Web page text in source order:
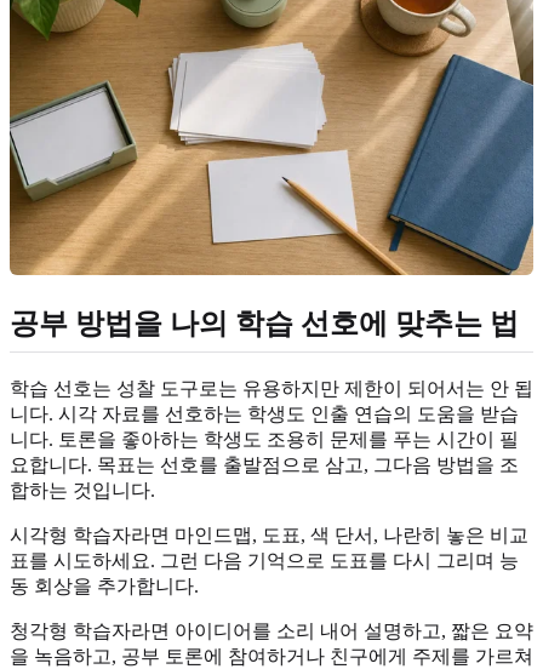
공부 방법을 나의 학습 선호에 맞추는 법
학습 선호는 성찰 도구로는 유용하지만 제한이 되어서는 안 됩
니다. 시각 자료를 선호하는 학생도 인출 연습의 도움을 받습
니다. 토론을 좋아하는 학생도 조용히 문제를 푸는 시간이 필
요합니다. 목표는 선호를 출발점으로 삼고, 그다음 방법을 조
합하는 것입니다.
시각형 학습자라면 마인드맵, 도표, 색 단서, 나란히 놓은 비교
표를 시도하세요. 그런 다음 기억으로 도표를 다시 그리며 능
동 회상을 추가합니다.
청각형 학습자라면 아이디어를 소리 내어 설명하고, 짧은 요약
을 녹음하고, 공부 토론에 참여하거나 친구에게 주제를 가르쳐